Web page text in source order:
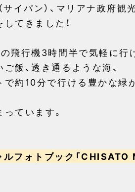
イパン）、マリアナ政府
てきました！
飛行機3時間半で気軽に行
飯、透き通るような海、
約10分で行ける豊かな緑
ています。
ルフォトブック「